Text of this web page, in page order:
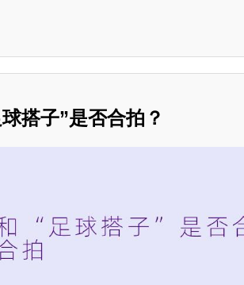
搭子”是否合拍？